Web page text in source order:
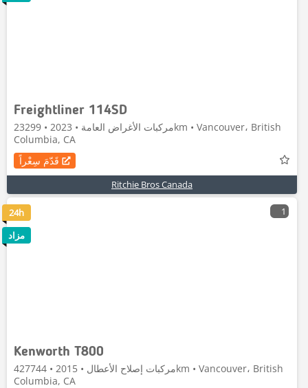
Freightliner 114SD
مركبات الأغراض العامة • 2023 • 23299km • Vancouver، British
Columbia, CA
قَدّمَ سِعْراً
Ritchie Bros Canada
1
Kenworth T800
مركبات إصلاح الأعطال • 2015 • 427744km • Vancouver، British
Columbia, CA
24h
مزاد